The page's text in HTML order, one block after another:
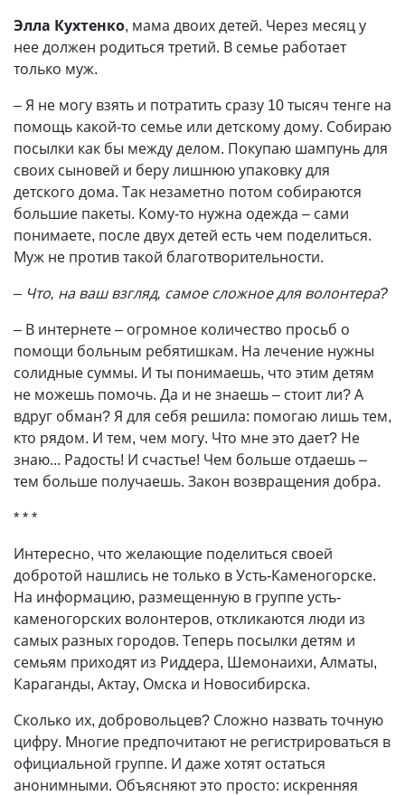
Элла Кухтенко, мама двоих детей. Через месяц у
нее должен родиться третий. В семье работает
только муж.
– Я не могу взять и потратить сразу 10 тысяч тенге на
помощь какой-то семье или детскому дому. Собираю
посылки как бы между делом. Покупаю шампунь для
своих сыновей и беру лишнюю упаковку для
детского дома. Так незаметно потом собираются
большие пакеты. Кому-то нужна одежда – сами
понимаете, после двух детей есть чем поделиться.
Муж не против такой благотворительности.
– Что, на ваш взгляд, самое сложное для волонтера?
– В интернете – огромное количество просьб о
помощи больным ребятишкам. На лечение нужны
солидные суммы. И ты понимаешь, что этим детям
не можешь помочь. Да и не знаешь – стоит ли? А
вдруг обман? Я для себя решила: помогаю лишь тем,
кто рядом. И тем, чем могу. Что мне это дает? Не
знаю... Радость! И счастье! Чем больше отдаешь –
тем больше получаешь. Закон возвращения добра.
* * *
Интересно, что желающие поделиться своей
добротой нашлись не только в Усть-Каменогорске.
На информацию, размещенную в группе усть-
каменогорских волонтеров, откликаются люди из
самых разных городов. Теперь посылки детям и
семьям приходят из Риддера, Шемонаихи, Алматы,
Караганды, Актау, Омска и Новосибирска.
Сколько их, добровольцев? Сложно назвать точную
цифру. Многие предпочитают не регистрироваться в
официальной группе. И даже хотят остаться
анонимными. Объясняют это просто: искренняя